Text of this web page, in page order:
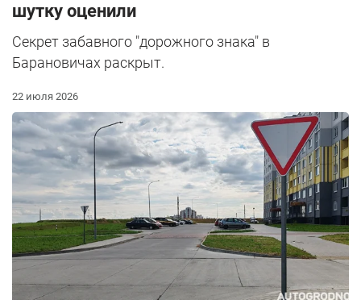
шутку оценили
Секрет забавного "дорожного знака" в
Барановичах раскрыт.
22 июля 2026